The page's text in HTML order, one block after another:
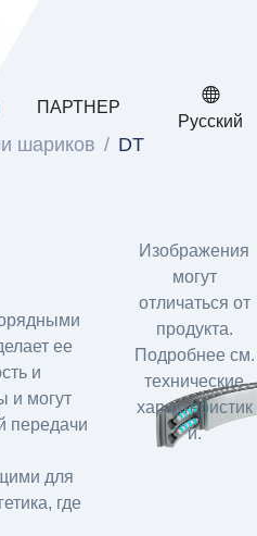
ПАРТНЕР
Русский
шариков DT
Изображения
могут
отличаться от
продукта.
Подробнее см.
технические
характеристик
и.
ее
и
и могут
передачи
для
где